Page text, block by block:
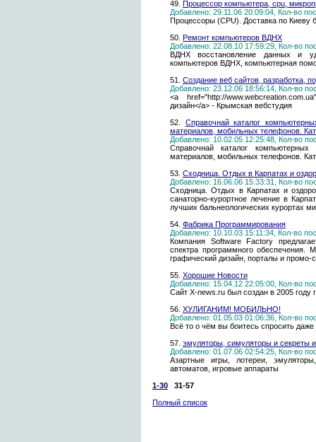
49. Процессор компьютера, cpu,
Добавлено: 29.11.06 20:09:04, Кол-во
Процессоры (CPU). Доставка по Киеву
50. Ремонт компьютеров ВДНХ
Добавлено: 22.08.10 17:59:29, Кол-во
ВДНХ восстановление данных и
компьютеров ВДНХ, компьютерная
51. Создание веб сайтов, разработка,
Добавлено: 23.12.06 18:56:14, Кол-во
<a href="http://
дизайн</a> - Крымская вебстудия
52. Справочнай каталог
материалов, мобильных телефонов.
Добавлено: 10.02.05 12:25:48, Кол-во
Справочнай каталог компьютерных
материалов, мобильных телефонов.
53. Сходница. Отдых в Карпатах и
Добавлено: 16.06.06 15:33:31, Кол-во
Сходница. Отдых в Карпатах и
санаторно-курортное лечение в
лучших бальнеологических курортах
54. Фабрика Программирования
Добавлено: 10.10.03 15:11:34, Кол-во
Компания Software Factory
спектра программного обеспечения.
графический дизайн, порталы и промо-
55. Хорошие Новости
Добавлено: 15.04.12 22:05:00, Кол-во
Сайт X-news.ru был создан в 2005 году
56. ХУЛИГАНИМ! МОБИЛЬНО!
Добавлено: 01.05.03 01:06:36, Кол-во
Всё то о чём вы боитесь спросить
57. эмуляторы, симуляторы и секреты
Добавлено: 01.07.06 02:54:25, Кол-во
Азартные игры, лотереи,
автоматов, игровые аппараты
1-30
31-57
Полный список